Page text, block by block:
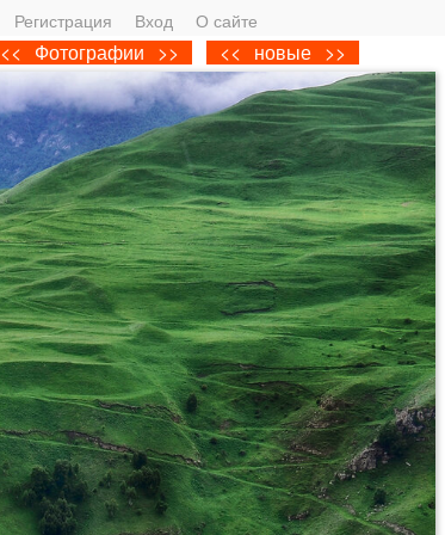
Регистрация Вход О сайте
<< новые >>
<< Фотографии >>